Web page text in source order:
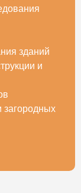
зданий
и
загородных